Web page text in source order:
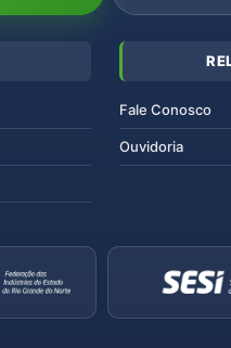
Fale Conosco
Ouvidoria